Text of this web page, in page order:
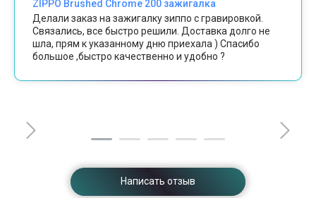
ZIPPO Brushed Chrome 200 зажигалка
Делали заказ на зажигалку зиппо с гравировкой.
Связались, все быстро решили. Доставка долго не
шла, прям к указанному дню приехала ) Спасибо
большое ,быстро качественно и удобно ?
Написать отзыв